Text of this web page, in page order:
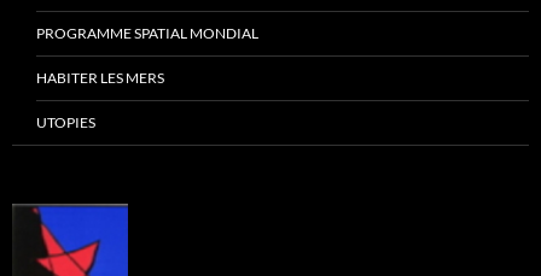
PROGRAMME SPATIAL MONDIAL
HABITER LES MERS
UTOPIES